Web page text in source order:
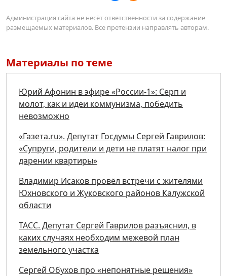
Администрация сайта не несёт ответственности за содержание
размещаемых материалов. Все претензии направлять авторам.
Материалы по теме
Юрий Афонин в эфире «России-1»: Серп и
молот, как и идеи коммунизма, победить
невозможно
«Газета.ru». Депутат Госдумы Сергей Гаврилов:
«Супруги, родители и дети не платят налог при
дарении квартиры»
Владимир Исаков провёл встречи с жителями
Юхновского и Жуковского районов Калужской
области
ТАСС. Депутат Сергей Гаврилов разъяснил, в
каких случаях необходим межевой план
земельного участка
Сергей Обухов про «непонятные решения»